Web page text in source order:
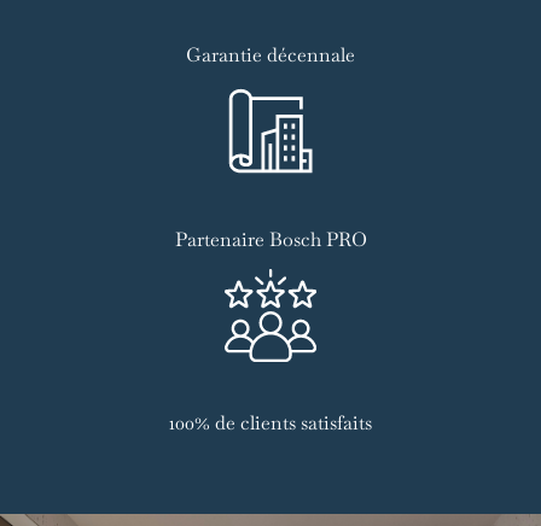
Garantie décennale
Partenaire Bosch PRO
100% de clients satisfaits